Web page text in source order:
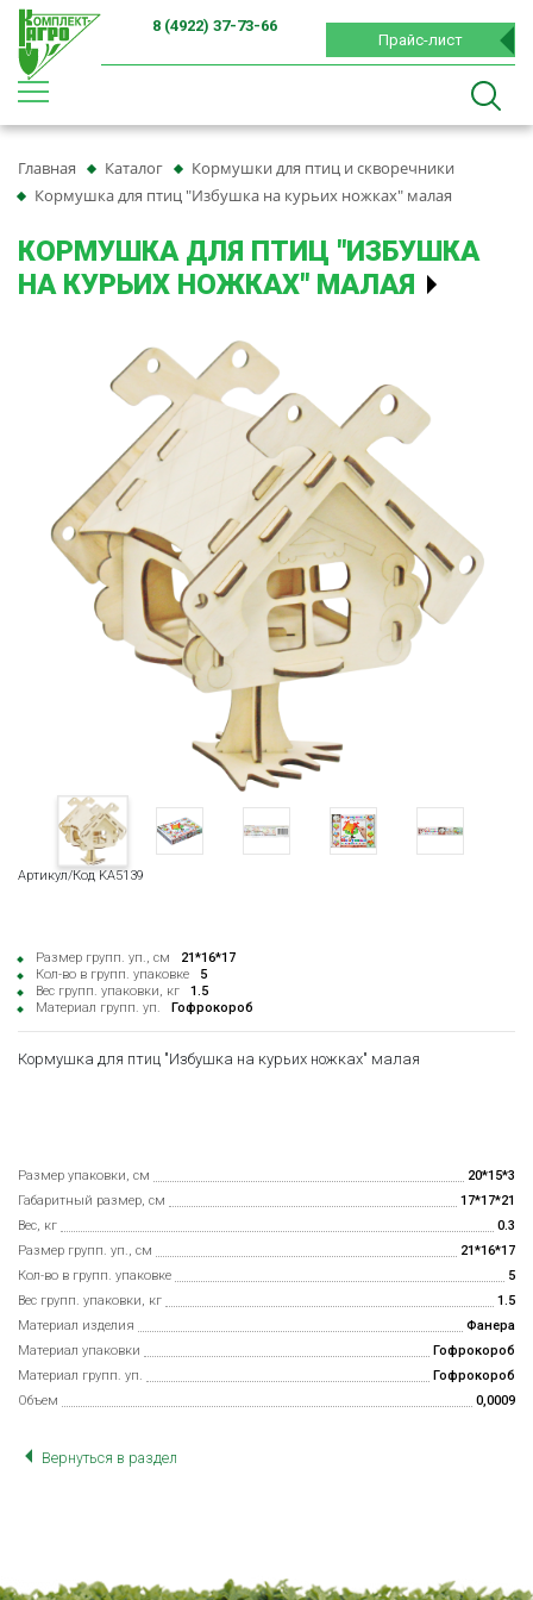
Прайс-лист
8 (4922) 37-73-66
Главная Каталог
Кормушки для птиц и скворечники
Кормушка для птиц "Избушка на курьих ножках" малая
КОРМУШКА ДЛЯ ПТИЦ "ИЗБУШКА
НА КУРЬИХ НОЖКАХ" МАЛАЯ
Артикул/Код KA5139
Размер групп. уп., см
21*16*17
Кол-во в групп. упаковке
5
Вес групп. упаковки, кг
1.5
Материал групп. уп.
Гофрокороб
Кормушка для птиц "Избушка на курьих ножках" малая
Размер упаковки, см
20*15*3
Габаритный размер, см
17*17*21
Вес, кг
0.3
Размер групп. уп., см
21*16*17
Кол-во в групп. упаковке
5
Вес групп. упаковки, кг
1.5
Материал изделия
Фанера
Материал упаковки
Гофрокороб
Материал групп. уп.
Гофрокороб
Объем
0,0009
Вернуться в раздел